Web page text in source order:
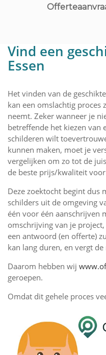
Vind een
Essen
Het vinden van de
kan een omslachtig proces
neemt. Zeker wanneer je
betreffende het kiezen van
schilderen wilt
kunnen maken, moet je
vergelijken om zo tot de
de beste prijs/kwaliteit
Deze zoektocht begint dus
schilders uit de omgeving
één voor één aanschrijven
omschrijving van je
een antwoord (en offerte)
kan lang duren, en vergt
Daarom hebben wij
geroepen.
Omdat dit gehele proces